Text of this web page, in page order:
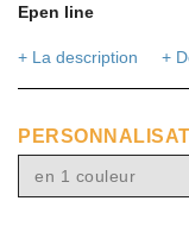
Epen line
+ La description +
en 1 couleur